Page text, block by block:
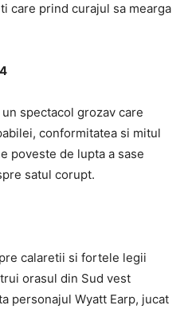
care prind curajul sa mearga
spectacol grozav care
conformitatea si mitul
poveste de lupta a sase
satul corupt.
calaretii si fortele legii
orasul din Sud vest
personajul Wyatt Earp, jucat